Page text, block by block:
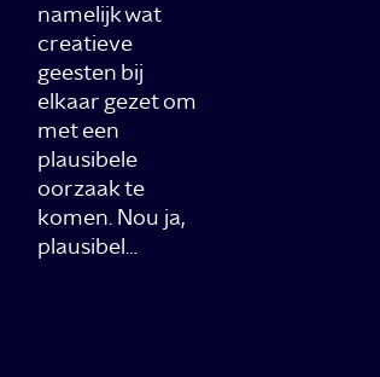
namelijk wat
creatieve
geesten bij
elkaar gezet om
met een
plausibele
oorzaak te
komen. Nou ja,
plausibel…